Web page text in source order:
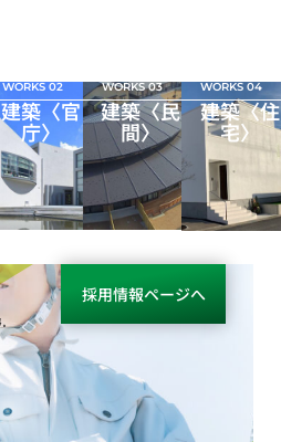
WORKS 02
建築〈官
庁〉
WORKS 03
建築〈民
間〉
WORKS 04
建築〈住
宅〉
採用情報ページへ